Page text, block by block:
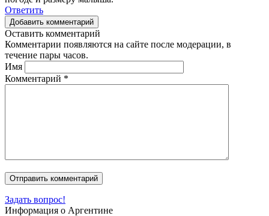
Ответить
Добавить комментарий
Оставить комментарий
Комментарии появляются на сайте после модерации, в
течение пары часов.
Имя
Комментарий *
Задать вопрос!
Информация о Аргентине